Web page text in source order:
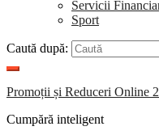
Servicii
Sport
Caută după:
Promoții și Reduceri Online
Cumpără inteligent